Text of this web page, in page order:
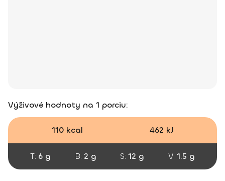
Výživové hodnoty na 1 porciu:
110 kcal 462 kJ
T: 6 g B: 2 g S: 12 g V: 1.5 g